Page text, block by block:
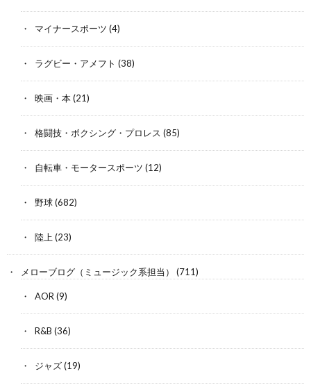
マイナースポーツ (4)
ラグビー・アメフト (38)
映画・本(21)
格闘技・ボクシング・プロレス (85)
自転車・モータースポーツ (12)
野球(682)
陸上 (23)
メローブログ（ミュージック系担当） (711)
AOR (9)
R&B (36)
ジャズ(19)